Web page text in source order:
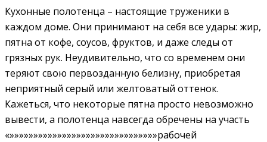
Кухонные полотенца – настоящие труженики в
каждом доме. Они принимают на себя все удары: жир,
пятна от кофе, соусов, фруктов, и даже следы от
грязных рук. Неудивительно, что со временем они
теряют свою первозданную белизну, приобретая
неприятный серый или желтоватый оттенок.
Кажеться, что некоторые пятна просто невозможно
вывести, а полотенца навсегда обречены на участь
«»»»»»»»»»»»»»»»»»»»»»»»»»»»»»»»рабочей